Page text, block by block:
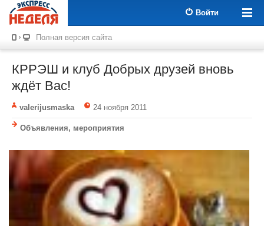
Войти
Полная версия сайта
КРРЭШ и клуб Добрых друзей вновь
ждёт Вас!
valerijusmaska 24 ноября 2011
Объявления, мероприятия